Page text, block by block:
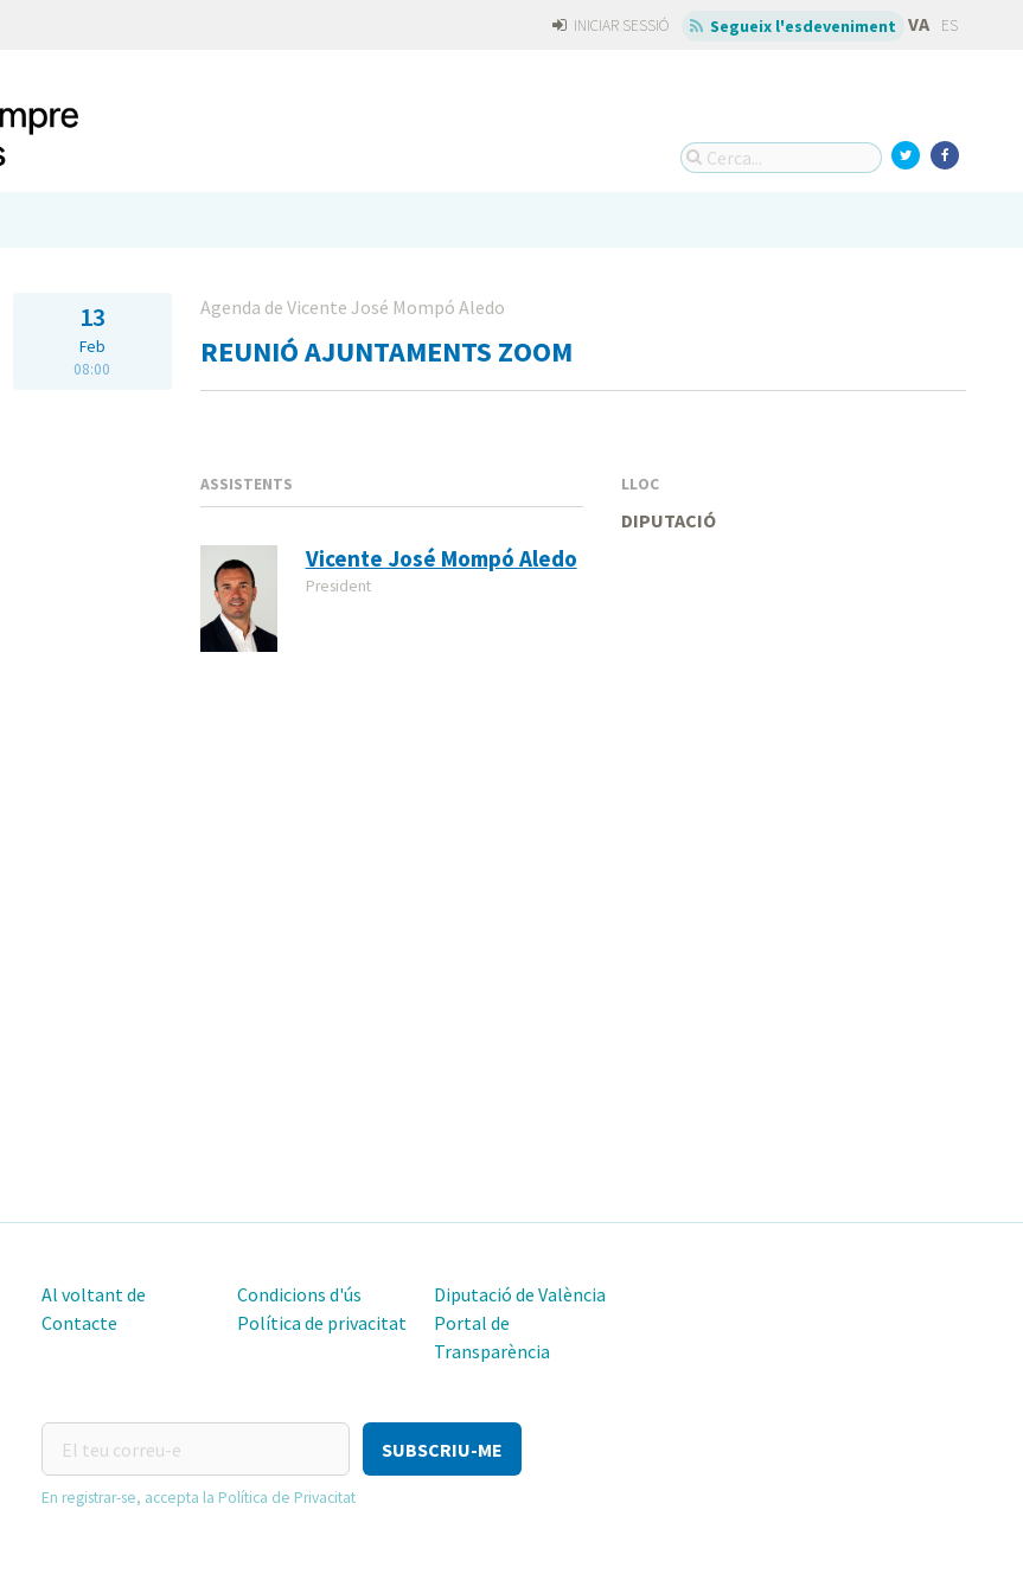
INICIAR SESSIÓ Segueix l'esdeveniment VA ES
13
Feb
08:00
Agenda de Vicente José Mompó Aledo
REUNIÓ AJUNTAMENTS ZOOM
ASSISTENTS
Vicente José Mompó Aledo
President
LLOC
DIPUTACIÓ
Al voltant de
Contacte
Condicions d'ús
Política de privacitat
Diputació de València
Portal de
Transparència
teu
correu-
En registrar-se, accepta la Política de Privacitat